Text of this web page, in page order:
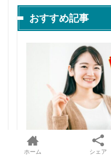
おすすめ記事
ホーム シェア